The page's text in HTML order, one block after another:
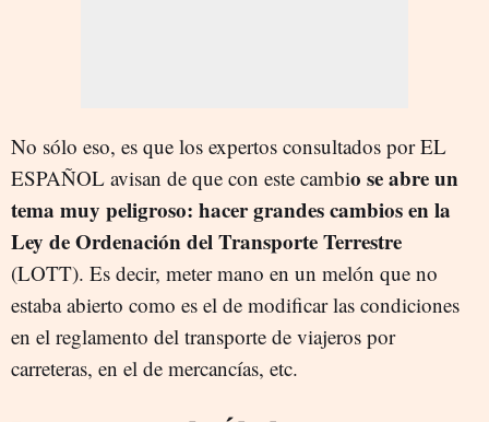
No sólo eso, es que los expertos consultados por EL
ESPAÑOL avisan de que con este cambio se abre un
tema muy peligroso: hacer grandes cambios en la
Ley de Ordenación del Transporte Terrestre
(LOTT). Es decir, meter mano en un melón que no
estaba abierto como es el de modificar las condiciones
en el reglamento del transporte de viajeros por
carreteras, en el de mercancías, etc.